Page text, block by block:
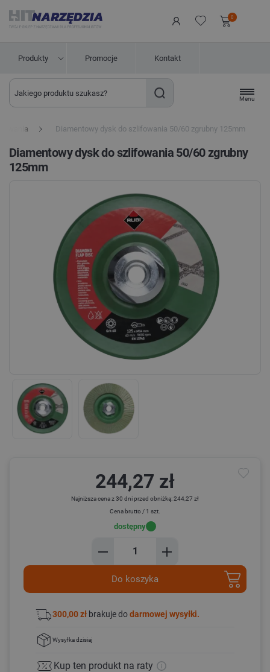
0
Produkty Promocje Kontakt
Menu
Diamentowy dysk do szlifowania 50/60 zgrubny 125mm
Diamentowy dysk do szlifowania 50/60 zgrubny
125mm
244,27 zł
Najniższa cena z 30 dni przed obniżką: 244,27 zł
Cena brutto / 1 szt.
dostępny
Do koszyka
300,00 zł brakuje dodarmowej wysyłki.
Wysyłkadzisiaj
Kup ten produkt na raty